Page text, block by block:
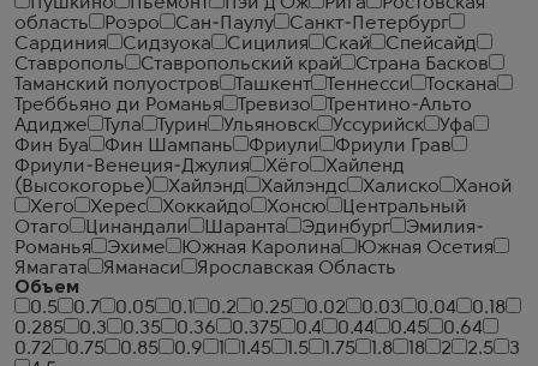
область
Роэро Сан-Паулу
Санкт-Петербург
Сардиния
Сидзуока Сицилия Скай
Спейсайд
Ставрополь
Ставропольский край
Страна Басков
Таманский полуостров
Ташкент Теннесси
Тоскана
Треббьяно ди Романья
Тревизо
Трентино-Альто
Адидже
Тула Турин Ульяновск Уссурийск
Уфа
Фин Буа
Фин Шампань Фриули
Фриули Грав
Фриули-Венеция-Джулия
Хёго
Хайленд
(Высокогорье)
Хайлэнд Хайлэндс Халиско
Ханой
Хего
Херес Хоккайдо Хонсю
Центральный
Отаго
Цинандали Шаранта Эдинбург
Эмилия-
Романья
Эхиме Южная Каролина
Южная Осетия
Ямагата
Яманаси
Ярославская Область
Объем
0.5
0.7 0.05 0.1 0.2 0.25 0.02 0.03 0.04
0.18
0.285
0.3 0.35 0.36 0.375 0.4 0.44 0.45
0.64
0.72
0.75 0.85 0.9 1.45 1.5 1.75 1.8 18 2 2.5
3